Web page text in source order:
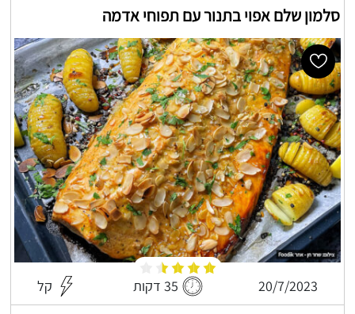
סלמון שלם אפוי בתנור עם תפוחי אדמה
20/7/2023 35 דקות קל